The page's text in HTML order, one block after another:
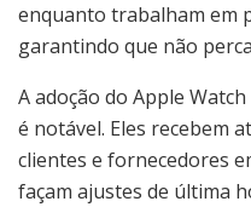
enquanto trabalham em
garantindo que não
A adoção do Apple
é notável. Eles recebem
clientes e fornecedores
façam ajustes de última